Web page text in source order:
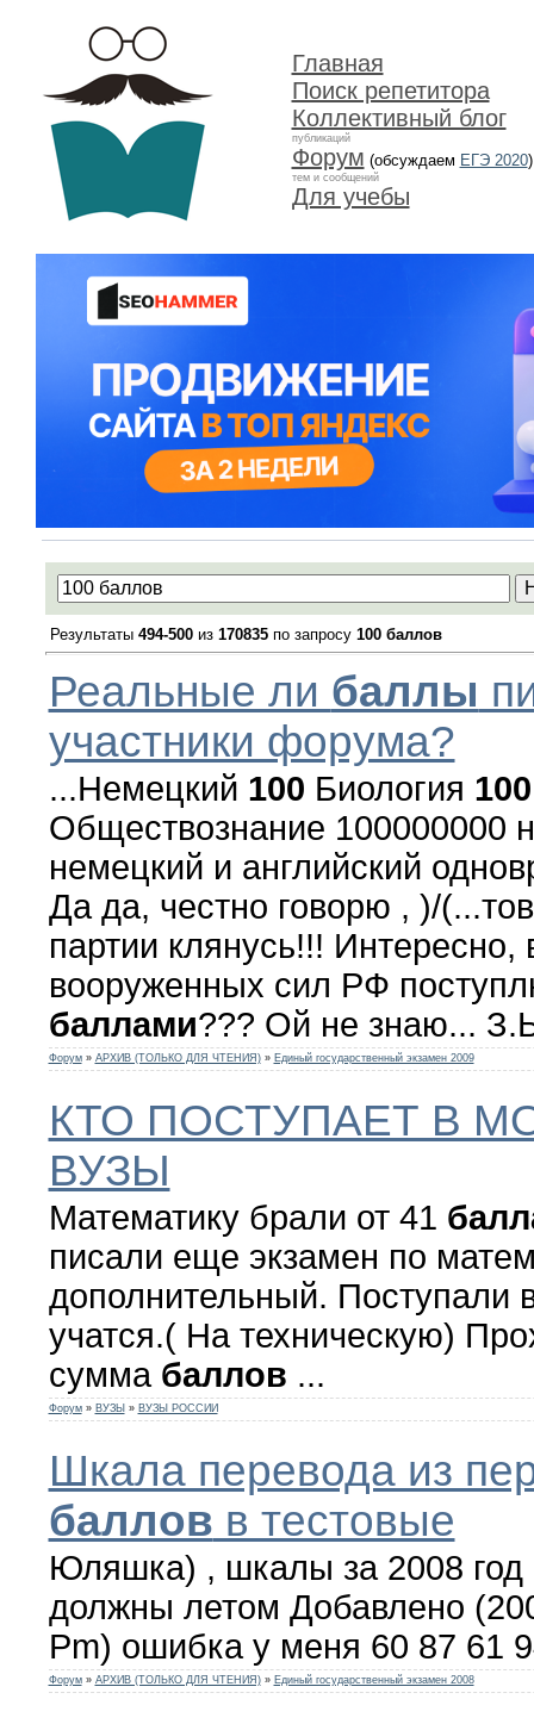
Главная
Поиск репетитора
Коллективный блог
публикаций
Форум (обсуждаем ЕГЭ 2020)
тем и сообщений
Для учебы
Результаты 494-500из 170835по запросу 100 баллов
Реальные ли баллы
участники форума?
...Немецкий 100 Биология 100
Обществознание 100000000
немецкий и английский
Да да, честно говорю , )/
партии клянусь!!! Интересно,
вооруженных сил РФ
баллами??? Ой не знаю...
Форум » АРХИВ (ТОЛЬКО ДЛЯ ЧТЕНИЯ) » Единый государственный экзамен 2009
КТО ПОСТУПАЕТ В
ВУЗЫ
Математику брали от 41
писали еще экзамен по
дополнительный. Поступали
учатся.( На техническую)
сумма баллов ...
Форум » ВУЗЫ » ВУЗЫ РОССИИ
Шкала перевода из
баллов в тестовые
Юляшка) , шкалы за 2008 год
должны летом Добавлено
Pm) ошибка у меня 60 87 61
Форум » АРХИВ (ТОЛЬКО ДЛЯ ЧТЕНИЯ) » Единый государственный экзамен 2008